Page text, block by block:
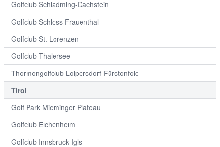
Golfclub Schladming-Dachstein
Golfclub Schloss Frauenthal
Golfclub St. Lorenzen
Golfclub Thalersee
Thermengolfclub Loipersdorf-Fürstenfeld
Tirol
Golf Park Mieminger Plateau
Golfclub Eichenheim
Golfclub Innsbruck-Igls